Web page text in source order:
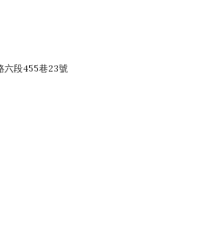
六段455巷23號